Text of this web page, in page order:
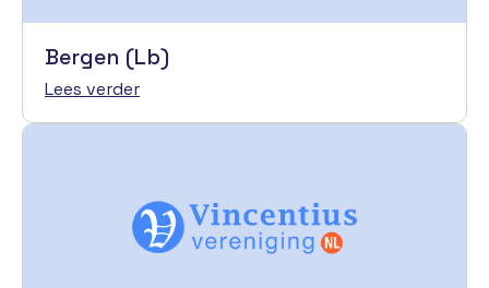
Bergen (Lb)
Lees verder